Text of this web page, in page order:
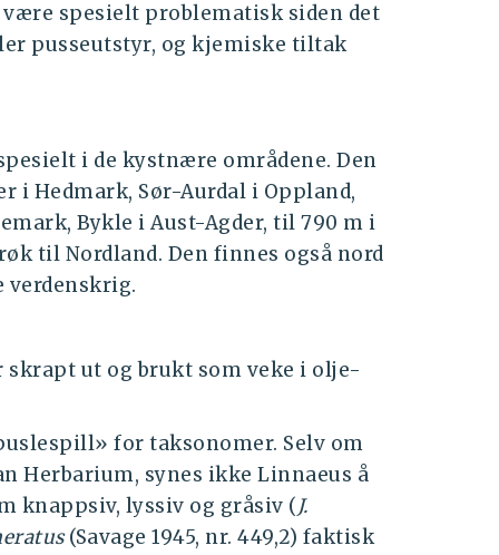
spesielt problematisk siden det
pusseutstyr, og kjemiske tiltak
i de kystnære områdene. Den
i Hedmark, Sør-Aurdal i Oppland,
Bykle i Aust-Agder, til 790 m i
til Nordland. Den finnes også nord
verdenskrig.
ut og brukt som veke i olje-
for taksonomer. Selv om
Herbarium, synes ikke Linnaeus å
knappsiv, lyssiv og gråsiv (J.
(Savage 1945, nr. 449,2) faktisk